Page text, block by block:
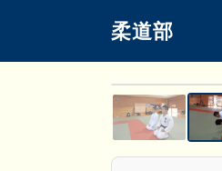
柔道部